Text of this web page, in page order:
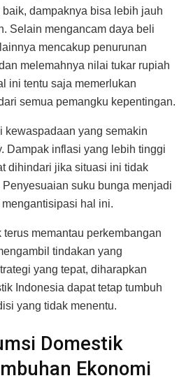
dampaknya bisa lebih jauh
Selain mengancam daya beli
mencakup penurunan
melemahnya nilai tukar rupiah
ini tentu saja memerlukan
semua pemangku kepentingan.
kewaspadaan yang semakin
Dampak inflasi yang lebih tinggi
dihindari jika situasi ini tidak
suku bunga menjadi
hal ini.
terus memantau perkembangan
tindakan yang
yang tepat, diharapkan
Indonesia dapat tetap tumbuh
yang tidak menentu.
Domestik
Ekonomi